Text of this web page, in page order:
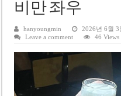
호찌민시, 올해 국경절 연휴 5일
우크라이나 전황 1,623일: 키이
미 국방부, 육군 참모총장 임명 난항
조세심판원, 배우 유연석 30억 세
비만 좌우
hanyoungmin 2026년 6월 3
Leave a comment
46 Views